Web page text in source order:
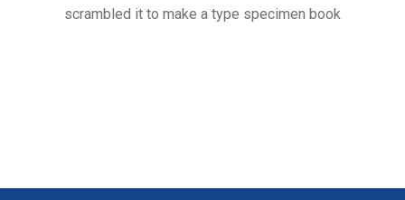
scrambled it to make a type specimen book